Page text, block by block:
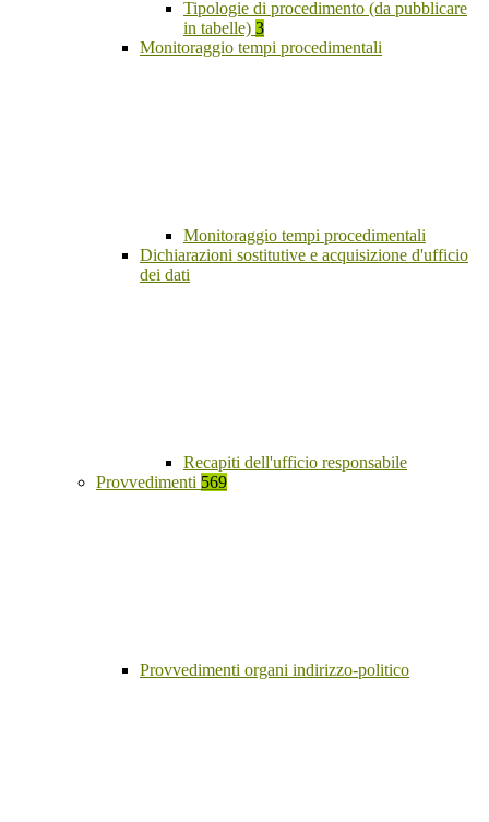
Tipologie di procedimento (da pubblicare
in tabelle) 3
Monitoraggio tempi procedimentali
Monitoraggio tempi procedimentali
Dichiarazioni sostitutive e acquisizione d'ufficio
dei dati
Recapiti dell'ufficio responsabile
Provvedimenti 569
Provvedimenti organi indirizzo-politico